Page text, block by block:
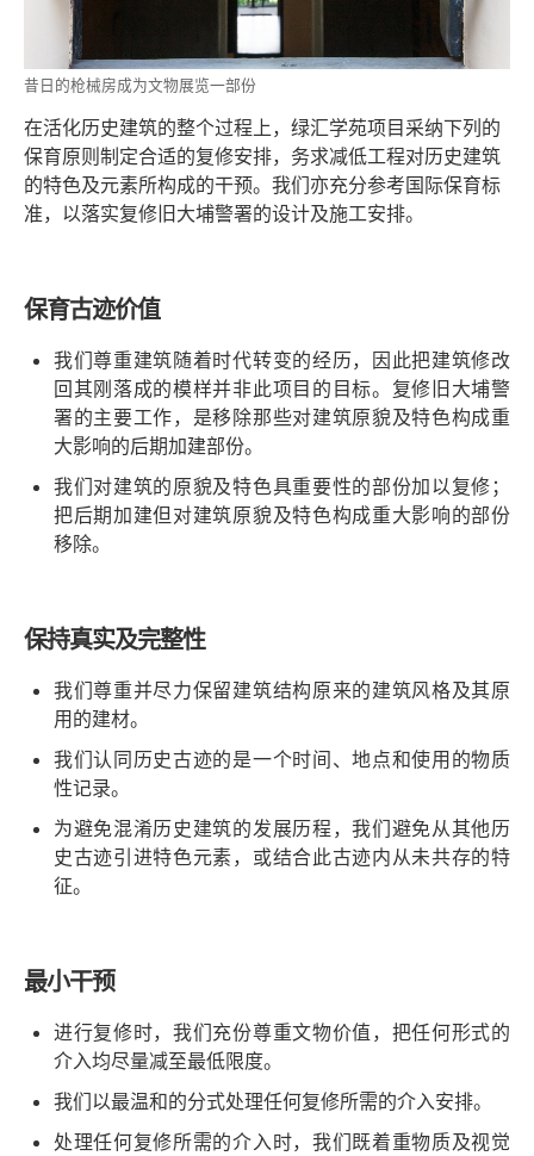
昔日的枪械房成为文物展览一部份
在活化历史建筑的整个过程上，绿汇学苑项目采纳下列的
保育原则制定合适的复修安排，务求减低工程对历史建筑
的特色及元素所构成的干预。我们亦充分参考国际保育标
准，以落实复修旧大埔警署的设计及施工安排。
保育古迹价值
我们尊重建筑随着时代转变的经历，因此把建筑修改
回其刚落成的模样并非此项目的目标。复修旧大埔警
署的主要工作，是移除那些对建筑原貌及特色构成重
大影响的后期加建部份。
我们对建筑的原貌及特色具重要性的部份加以复修；
把后期加建但对建筑原貌及特色构成重大影响的部份
移除。
保持真实及完整性
我们尊重并尽力保留建筑结构原来的建筑风格及其原
用的建材。
我们认同历史古迹的是一个时间、地点和使用的物质
性记录。
为避免混淆历史建筑的发展历程，我们避免从其他历
史古迹引进特色元素，或结合此古迹内从未共存的特
征。
最小干预
进行复修时，我们充份尊重文物价值，把任何形式的
介入均尽量减至最低限度。
我们以最温和的分式处理任何复修所需的介入安排。
处理任何复修所需的介入时，我们既着重物质及视觉